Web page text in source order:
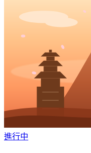
進行中